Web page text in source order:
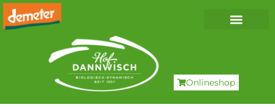
Onlineshop